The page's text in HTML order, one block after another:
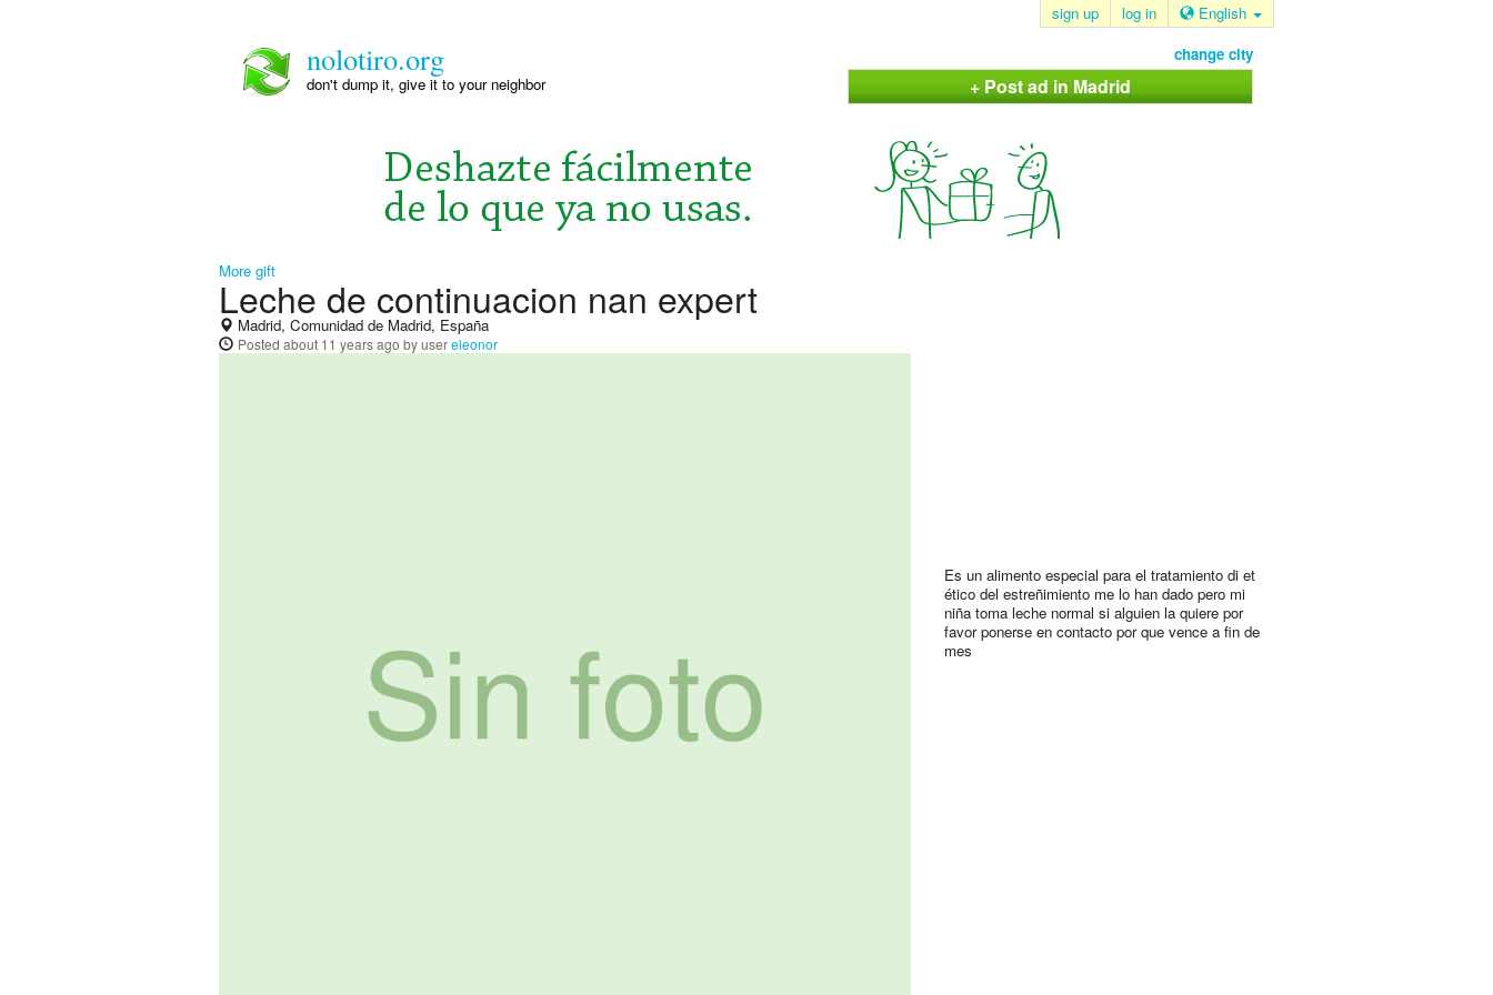
sign up log in English
nolotiro.org
don't dump it, give it to your neighbor
change city
+ Post ad in Madrid
More gift
Leche de continuacion nan expert
Madrid, Comunidad de Madrid, España
Posted about 11 years ago by usereleonor
Es un alimento especial para el tratamiento di et
ético del estreñimiento me lo han dado pero mi
niña toma leche normal si alguien la quiere por
favor ponerse en contacto por que vence a fin de
mes